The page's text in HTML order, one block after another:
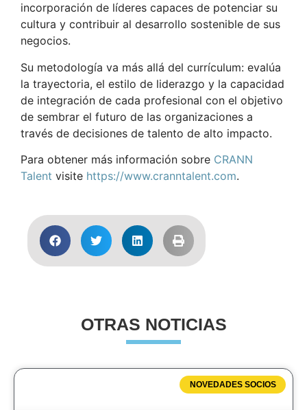
incorporación de líderes capaces de potenciar su
cultura y contribuir al desarrollo sostenible de sus
negocios.
Su metodología va más allá del currículum: evalúa
la trayectoria, el estilo de liderazgo y la capacidad
de integración de cada profesional con el objetivo
de sembrar el futuro de las organizaciones a
través de decisiones de talento de alto impacto.
Para obtener más información sobre CRANN
Talent visite https://www.cranntalent.com.
OTRAS NOTICIAS
NOVEDADES SOCIOS